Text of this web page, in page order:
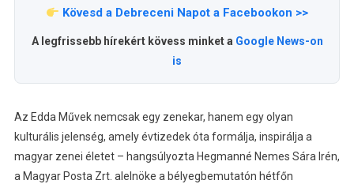
Kövesd a Debreceni Napot a Facebookon >>
A legfrissebb hírekért kövess minket a Google News-on
is
Az Edda Művek nemcsak egy zenekar, hanem egy olyan
kulturális jelenség, amely évtizedek óta formálja, inspirálja a
magyar zenei életet – hangsúlyozta Hegmanné Nemes Sára Irén,
a Magyar Posta Zrt. alelnöke a bélyegbemutatón hétfőn